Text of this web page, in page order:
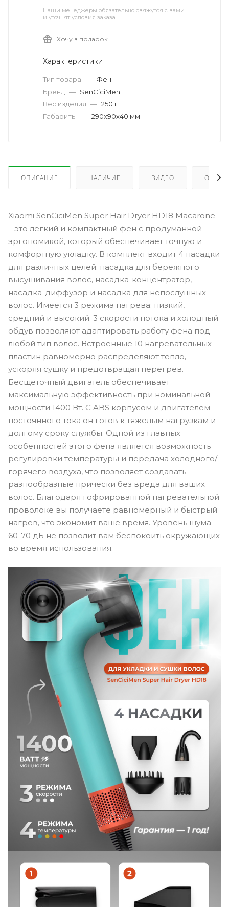
Наши менеджеры обязательно свяжутся с вами
и уточнят условия заказа
Хочу в подарок
Характеристики
Тип товара — Фен
Бренд — SenCiciMen
Вес изделия — 250 г
Габариты — 290х90х40 мм
ОПИСАНИЕ НАЛИЧИЕ ВИДЕО
Xiaomi SenCiciMen Super Hair Dryer HD18 Macarone
– это лёгкий и компактный фен с продуманной
эргономикой, который обеспечивает точную и
комфортную укладку. В комплект входит 4 насадки
для различных целей: насадка для бережного
высушивания волос, насадка-концентратор,
насадка-диффузор и насадка для непослушных
волос. Имеется 3 режима нагрева: низкий,
средний и высокий. 3 скорости потока и холодный
обдув позволяют адаптировать работу фена под
любой тип волос. Встроенные 10 нагревательных
пластин равномерно распределяют тепло,
ускоряя сушку и предотвращая перегрев.
Бесщеточный двигатель обеспечивает
максимальную эффективность при номинальной
мощности 1400 Вт. С ABS корпусом и двигателем
постоянного тока он готов к тяжелым нагрузкам и
долгому сроку службы. Одной из главных
особенностей этого фена является возможность
регулировки температуры и передача холодного/
горячего воздуха, что позволяет создавать
разнообразные прически без вреда для ваших
волос. Благодаря гофрированной нагревательной
проволоке вы получаете равномерный и быстрый
нагрев, что экономит ваше время. Уровень шума
60-70 дБ не позволит вам беспокоить окружающих
во время использования.